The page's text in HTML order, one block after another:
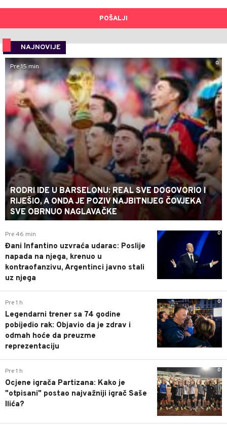
POŠALJI
NAJNOVIJE
0
Pre 15 min
RODRI IDE U BARSELONU: REAL SVE DOGOVORIO I
RIJEŠIO, A ONDA JE POZIV NAJBITNIJEG ČOVJEKA
SVE OBRNUO NAGLAVAČKE
0
Pre 46 min
Đani Infantino uzvraća udarac: Poslije
napada na njega, krenuo u
kontraofanzivu, Argentinci javno stali
uz njega
0
Pre 1 h
Legendarni trener sa 74 godine
pobijedio rak: Objavio da je zdrav i
odmah hoće da preuzme
reprezentaciju
0
Pre 1 h
Ocjene igrača Partizana: Kako je
"otpisani" postao najvažniji igrač Saše
Ilića?